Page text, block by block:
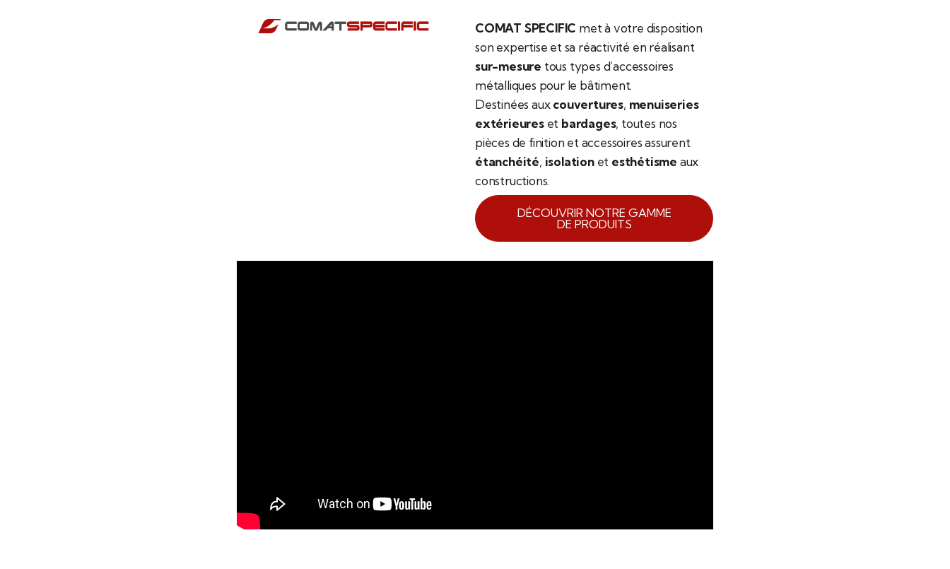
COMAT SPECIFIC met à votre disposition
son expertise et sa réactivité en réalisant
sur-mesure tous types d’accessoires
métalliques pour le bâtiment.
Destinées auxcouvertures, menuiseries
extérieureset bardages, toutes nos
pièces de finition et accessoires assurent
étanchéité, isolationet esthétisme aux
constructions.
DÉCOUVRIR NOTRE GAMME
DE PRODUITS